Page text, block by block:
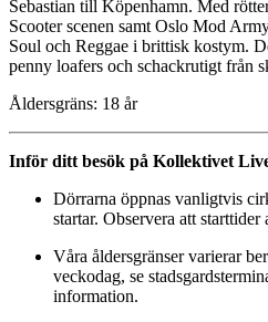
Sebastian till Köpenhamn. Med
Scooter scenen samt Oslo Mod
Soul och Reggae i brittisk kostym.
penny loafers och schackrutigt från
Åldersgräns: 18 år
Inför ditt besök på Kollektivet
Dörrarna öppnas vanligtvis
startar. Observera att
Våra åldersgränser varierar
veckodag, se
information.